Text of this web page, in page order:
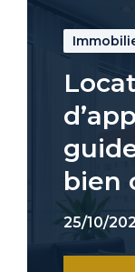
bien
25/10/